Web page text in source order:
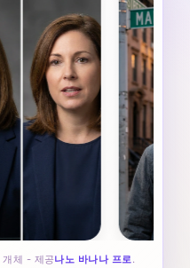
체 - 제공나노 바나나 프로.